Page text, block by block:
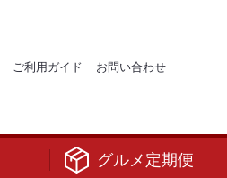
ご利用ガイド お問い合わせ
グルメ定期便